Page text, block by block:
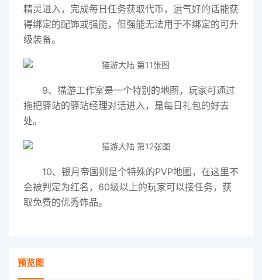
精灵进入，完成每日任务获取代币，运气好的话能获
得绑定的配饰或强能，但强能无法用于不绑定的可升
级装备。
9、猫游工作室是一个特别的地图，玩家可通过
拖把驿站的驿站经理对话进入，是每日礼包的好去
处。
10、银月帝国则是个特殊的PVP地图，在这里不
会被判定为红名，60级以上的玩家可以接任务，获
取免费的优秀饰品。
预览图